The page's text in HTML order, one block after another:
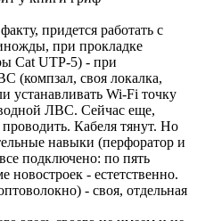
придется работать с
при прокладке
Cat UTP-5) - при
(компзал, своя локалка,
устанавливать Wi-Fi точку
ЛВС. Сейчас еще,
Кабеля тянут. Но
навыки (перфоратор и
подключено: по пять
новостроек - естетственно.
- своя, отдельная